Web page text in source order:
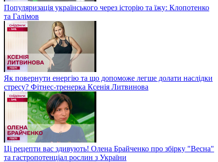
Популяризація українського через історію та їжу: Клопотенко
та Галімов
Як повернути енергію та що допоможе легше долати наслідки
стресу? Фітнес-тренерка Ксенія Литвинова
Ці рецепти вас здивують! Олена Брайченко про збірку "Весна"
та гастропотенціал рослин з України